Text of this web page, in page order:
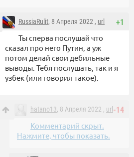
+1
RussiaRulit, 8 Апреля 2022 , url
Ты сперва послушай что
сказал про него Путин, а уж
потом делай свои дебильные
выводы. Тебя послушать, так и я
узбек (или говорил такое).
-14
hatano13, 8 Апреля 2022 , url
Комментарий скрыт.
Нажмите, чтобы показать.